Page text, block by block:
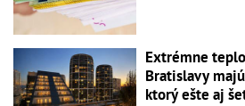
Extrémne
Bratislavy
ktorý ešte aj